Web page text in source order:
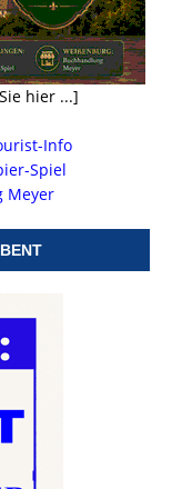
hier ...]
Info
Spiel
Meyer